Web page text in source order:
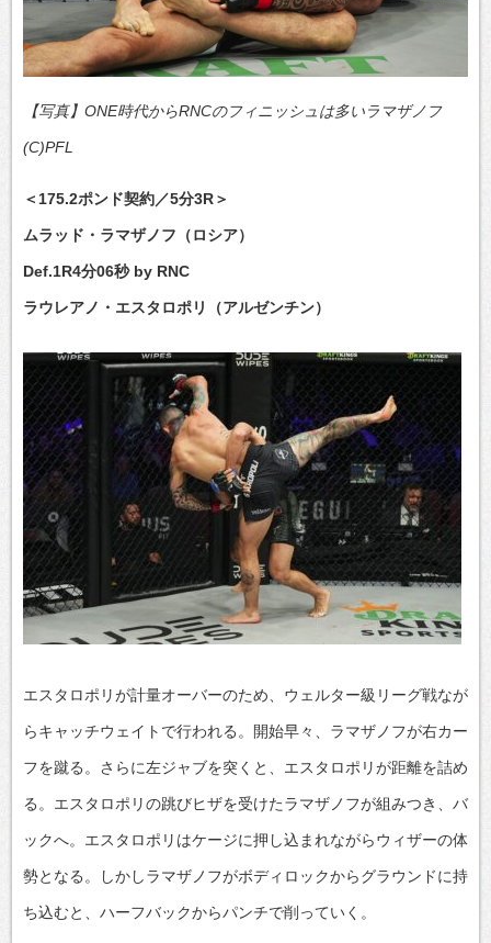
【写真】ONE時代からRNCのフィニッシュは多いラマザノフ
(C)PFL
＜175.2ポンド契約／5分3R＞
ムラッド・ラマザノフ（ロシア）
Def.1R4分06秒 by RNC
ラウレアノ・エスタロポリ（アルゼンチン）
エスタロポリが計量オーバーのため、ウェルター級リーグ戦なが
らキャッチウェイトで行われる。開始早々、ラマザノフが右カー
フを蹴る。さらに左ジャブを突くと、エスタロポリが距離を詰め
る。エスタロポリの跳びヒザを受けたラマザノフが組みつき、バ
ックへ。エスタロポリはケージに押し込まれながらウィザーの体
勢となる。しかしラマザノフがボディロックからグラウンドに持
ち込むと、ハーフバックからパンチで削っていく。